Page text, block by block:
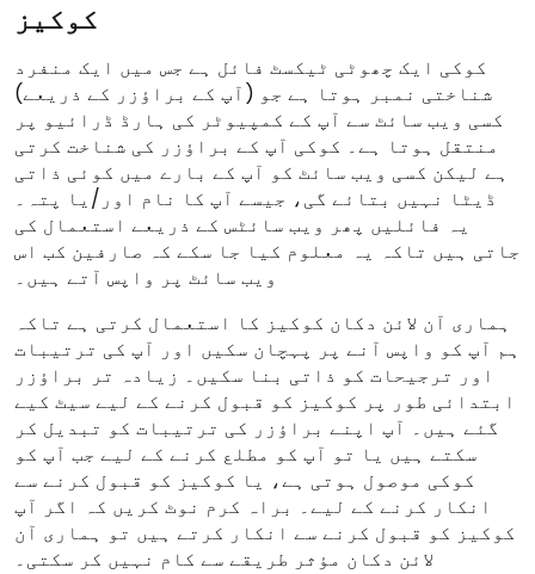
کوکیز
کوکی ایک چھوٹی ٹیکسٹ فائل ہے جس میں ایک منفرد
شناختی نمبر ہوتا ہے جو (آپ کے براؤزر کے ذریعے)
کسی ویب سائٹ سے آپ کے کمپیوٹر کی ہارڈ ڈرائیو پر
منتقل ہوتا ہے۔ کوکی آپ کے براؤزر کی شناخت کرتی
ہے لیکن کسی ویب سائٹ کو آپ کے بارے میں کوئی ذاتی
ڈیٹا نہیں بتائے گی، جیسے آپ کا نام اور/یا پتہ۔
یہ فائلیں پھر ویب سائٹس کے ذریعے استعمال کی
جاتی ہیں تاکہ یہ معلوم کیا جا سکے کہ صارفین کب اس
ویب سائٹ پر واپس آتے ہیں۔
ہماری آن لائن دکان کوکیز کا استعمال کرتی ہے تاکہ
ہم آپ کو واپس آنے پر پہچان سکیں اور آپ کی ترتیبات
اور ترجیحات کو ذاتی بنا سکیں۔ زیادہ تر براؤزر
ابتدائی طور پر کوکیز کو قبول کرنے کے لیے سیٹ کیے
گئے ہیں۔ آپ اپنے براؤزر کی ترتیبات کو تبدیل کر
سکتے ہیں یا تو آپ کو مطلع کرنے کے لیے جب آپ کو
کوکی موصول ہوتی ہے، یا کوکیز کو قبول کرنے سے
انکار کرنے کے لیے۔ براہ کرم نوٹ کریں کہ اگر آپ
کوکیز کو قبول کرنے سے انکار کرتے ہیں تو ہماری آن
لائن دکان مؤثر طریقے سے کام نہیں کر سکتی۔